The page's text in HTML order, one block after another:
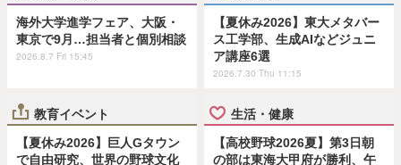
海外大学進学フェア、大阪・
東京で9月…担当者と個別相談
2026.8.7 Fri 15:45
【夏休み2026】東大メタバー
ス工学部、生成AIなどジュニ
ア講座6選
2026.7.30 Thu 11:15
教育イベント
【夏休み2026】巨人Gタウン
で自由研究、世界の野球文化
生活・健康
【高校野球2026夏】第3日朝
の部は東海大甲府が勝利、午